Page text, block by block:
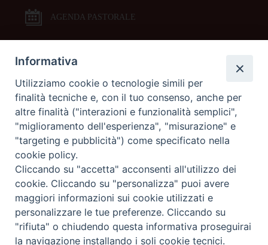
AGENDA PASTORALE
DOCUMENTI PASTORALI
ORARI MESSE
LITURGIA DELLE ORE
GALLERIE FOTOGRAFICHE
GALLERIE VIDEO
Informativa
Utilizziamo cookie o tecnologie simili per
finalità tecniche e, con il tuo consenso, anche per
altre finalità ("interazioni e funzionalità semplici",
"miglioramento dell'esperienza", "misurazione" e
"targeting e pubblicità") come specificato nella
cookie policy.
Cliccando su "accetta" acconsenti all'utilizzo dei
cookie. Cliccando su "personalizza" puoi avere
maggiori informazioni sui cookie utilizzati e
personalizzare le tue preferenze. Cliccando su
"rifiuta" o chiudendo questa informativa proseguirai
la navigazione installando i soli cookie tecnici.